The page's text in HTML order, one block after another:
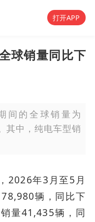
打开APP
球销量同比下
间的全球销量为
其中，纯电车型销
2026年3月至5月
辆，同比下
量41,435辆，同